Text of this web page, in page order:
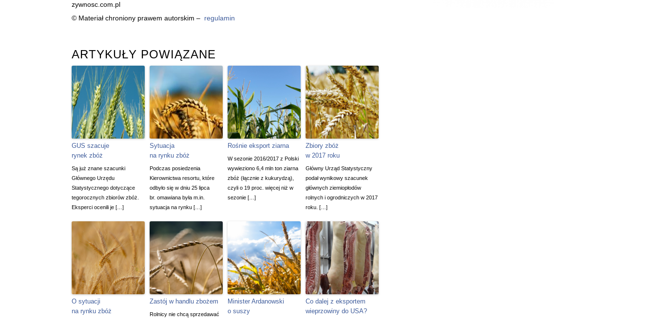
zywnosc.com.pl
© Materiał chroniony prawem autorskim – regulamin
ARTYKUŁY POWIĄZANE
GUS szacuje
rynek zbóż
Są już znane szacunki
Głównego Urzędu
Statystycznego dotyczące
tegorocznych zbiorów zbóż.
Eksperci ocenili je […]
Sytuacja
na rynku zbóż
Podczas posiedzenia
Kierownictwa resortu, które
odbyło się w dniu 25 lipca
br. omawiana była m.in.
sytuacja na rynku […]
Rośnie eksport ziarna
W sezonie 2016/2017 z Polski
wywieziono 6,4 mln ton ziarna
zbóż (łącznie z kukurydzą),
czyli o 19 proc. więcej niż w
sezonie […]
Zbiory zbóż
w 2017 roku
Główny Urząd Statystyczny
podał wynikowy szacunek
głównych ziemiopłodów
rolnych i ogrodniczych w 2017
roku. […]
O sytuacji
na rynku zbóż
Zastój w handlu zbożem
Rolnicy nie chcą sprzedawać
Minister Ardanowski
o suszy
Co dalej z eksportem
wieprzowiny do USA?